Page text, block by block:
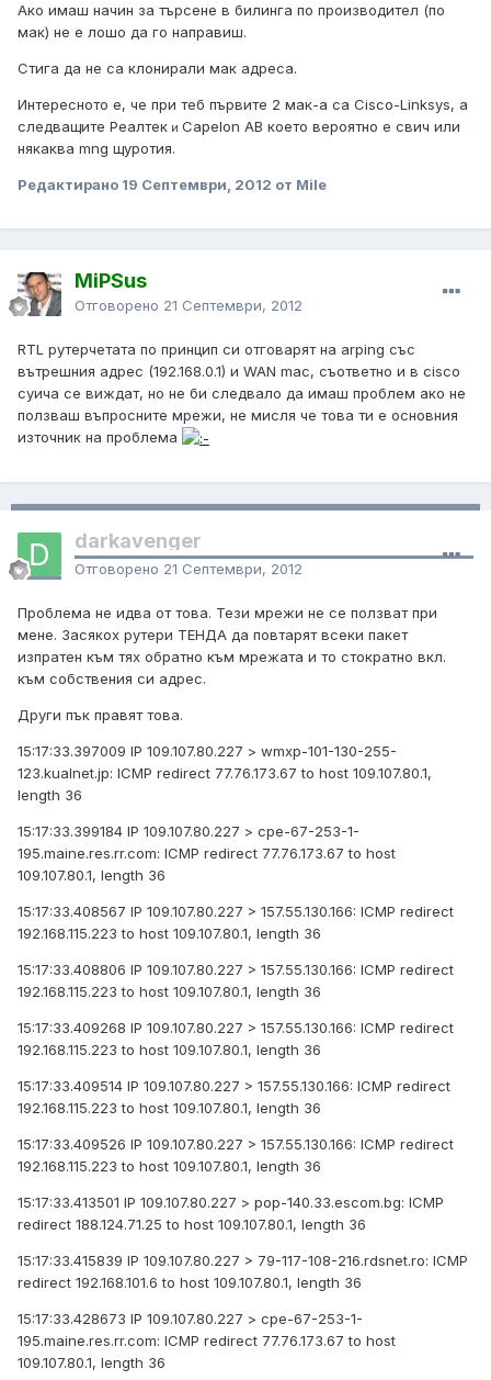
Ако имаш начин за търсене в билинга по производител (по
мак) не е лошо да го направиш.
Стига да не са клонирали мак адреса.
Интересното е, че при теб първите 2 мак-а са Cisco-Linksys, а
следващите Реалтек и Capelon AB което вероятно е свич или
някаква mng щуротия.
Редактирано 19 Септември, 2012 от Mile
MiPSus
Отговорено 21 Септември, 2012
RTL рутерчетата по принцип си отговарят на arping със
вътрешния адрес (192.168.0.1) и WAN mac, съответно и в cisco
суича се виждат, но не би следвало да имаш проблем ако не
ползваш въпросните мрежи, не мисля че това ти е основния
източник на проблема
darkavenger
Отговорено 21 Септември, 2012
Проблема не идва от това. Тези мрежи не се ползват при
мене. Засякох рутери ТЕНДА да повтарят всеки пакет
изпратен към тях обратно към мрежата и то стократно вкл.
към собствения си адрес.
Други пък правят това.
15:17:33.397009 IP 109.107.80.227 > wmxp-101-130-255-
123.kualnet.jp: ICMP redirect 77.76.173.67 to host 109.107.80.1,
length 36
15:17:33.399184 IP 109.107.80.227 > cpe-67-253-1-
195.maine.res.rr.com: ICMP redirect 77.76.173.67 to host
109.107.80.1, length 36
15:17:33.408567 IP 109.107.80.227 > 157.55.130.166: ICMP redirect
192.168.115.223 to host 109.107.80.1, length 36
15:17:33.408806 IP 109.107.80.227 > 157.55.130.166: ICMP redirect
192.168.115.223 to host 109.107.80.1, length 36
15:17:33.409268 IP 109.107.80.227 > 157.55.130.166: ICMP redirect
192.168.115.223 to host 109.107.80.1, length 36
15:17:33.409514 IP 109.107.80.227 > 157.55.130.166: ICMP redirect
192.168.115.223 to host 109.107.80.1, length 36
15:17:33.409526 IP 109.107.80.227 > 157.55.130.166: ICMP redirect
192.168.115.223 to host 109.107.80.1, length 36
15:17:33.413501 IP 109.107.80.227 > pop-140.33.escom.bg: ICMP
redirect 188.124.71.25 to host 109.107.80.1, length 36
15:17:33.415839 IP 109.107.80.227 > 79-117-108-216.rdsnet.ro: ICMP
redirect 192.168.101.6 to host 109.107.80.1, length 36
15:17:33.428673 IP 109.107.80.227 > cpe-67-253-1-
195.maine.res.rr.com: ICMP redirect 77.76.173.67 to host
109.107.80.1, length 36